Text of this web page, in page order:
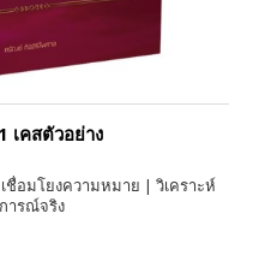
เคสตัวอย่าง
ชื่อมโยงความหมาย | วิเคราะห์
ารณ์จริง